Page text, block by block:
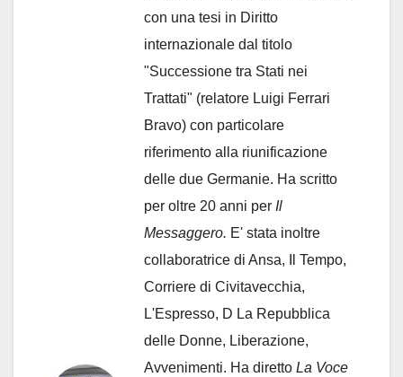
con una tesi in Diritto
internazionale dal titolo
"Successione tra Stati nei
Trattati" (relatore Luigi Ferrari
Bravo) con particolare
riferimento alla riunificazione
delle due Germanie. Ha scritto
per oltre 20 anni per Il
Messaggero. E' stata inoltre
collaboratrice di Ansa, Il Tempo,
Corriere di Civitavecchia,
L'Espresso, D La Repubblica
delle Donne, Liberazione,
Avvenimenti. Ha diretto La Voce